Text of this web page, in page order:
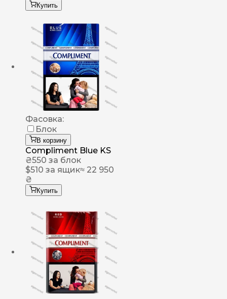
Купить
Фасовка:
Блок
В корзину
Compliment Blue KS
₴550 за блок
$510 за ящик≈ 22 950
₴
Купить